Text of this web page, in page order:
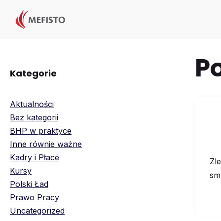
Kategorie
Aktualności
Bez kategorii
BHP w praktyce
Inne równie ważne
Kadry i Płace
Kursy
Polski Ład
Prawo Pracy
Uncategorized